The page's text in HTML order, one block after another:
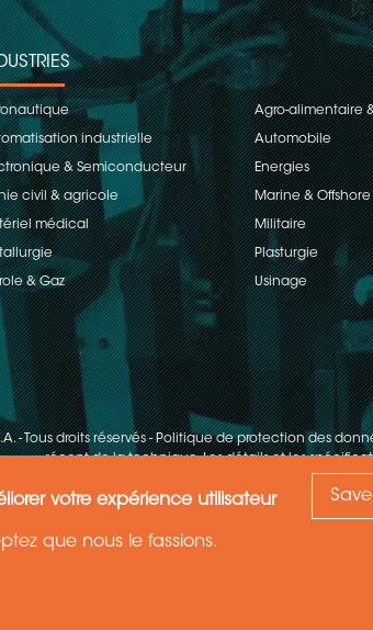
votre expérience utilisateur
que nous le fassions.
Agro-alimentaire
industrielle Automobile
& Semiconducteur Energies
civil & agricole Marine & Offshore
médical Militaire
Plasturgie
& Gaz Usinage
- Tous droits réservés-Politique de protection des
récent de la technique. Les détails et les